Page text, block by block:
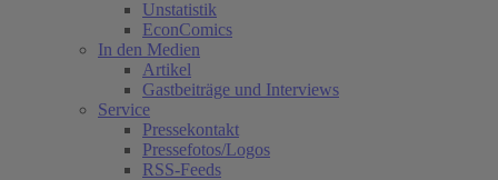
Unstatistik
EconComics
In den Medien
Artikel
Gastbeiträge und Interviews
Service
Pressekontakt
Pressefotos/Logos
RSS-Feeds